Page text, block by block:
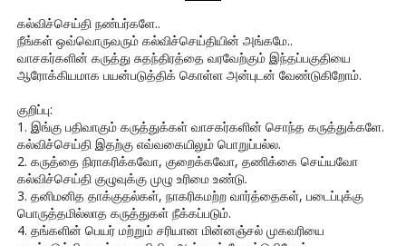
கல்விச்செய்தி நண்பர்களே..
நீங்கள் ஒவ்வொருவரும் கல்விச்செய்தியின் அங்கமே..
வாசகர்களின் கருத்து சுதந்திரத்தை வரவேற்கும் இந்தப்பகுதியை
ஆரோக்கியமாக பயன்படுத்திக் கொள்ள அன்புடன் வேண்டுகிறோம்.
குறிப்பு:
1. இங்கு பதிவாகும் கருத்துக்கள் வாசகர்களின் சொந்த கருத்துக்களே.
கல்விச்செய்தி இதற்கு எவ்வகையிலும் பொறுப்பல்ல.
2. கருத்தை நிராகரிக்கவோ, குறைக்கவோ, தணிக்கை செய்யவோ
கல்விச்செய்தி குழுவுக்கு முழு உரிமை உண்டு.
3. தனிமனித தாக்குதல்கள், நாகரிகமற்ற வார்த்தைகள், படைப்புக்கு
பொருத்தமில்லாத கருத்துகள் நீக்கப்படும்.
4. தங்களின் பெயர் மற்றும் சரியான மின்னஞ்சல் முகவரியை